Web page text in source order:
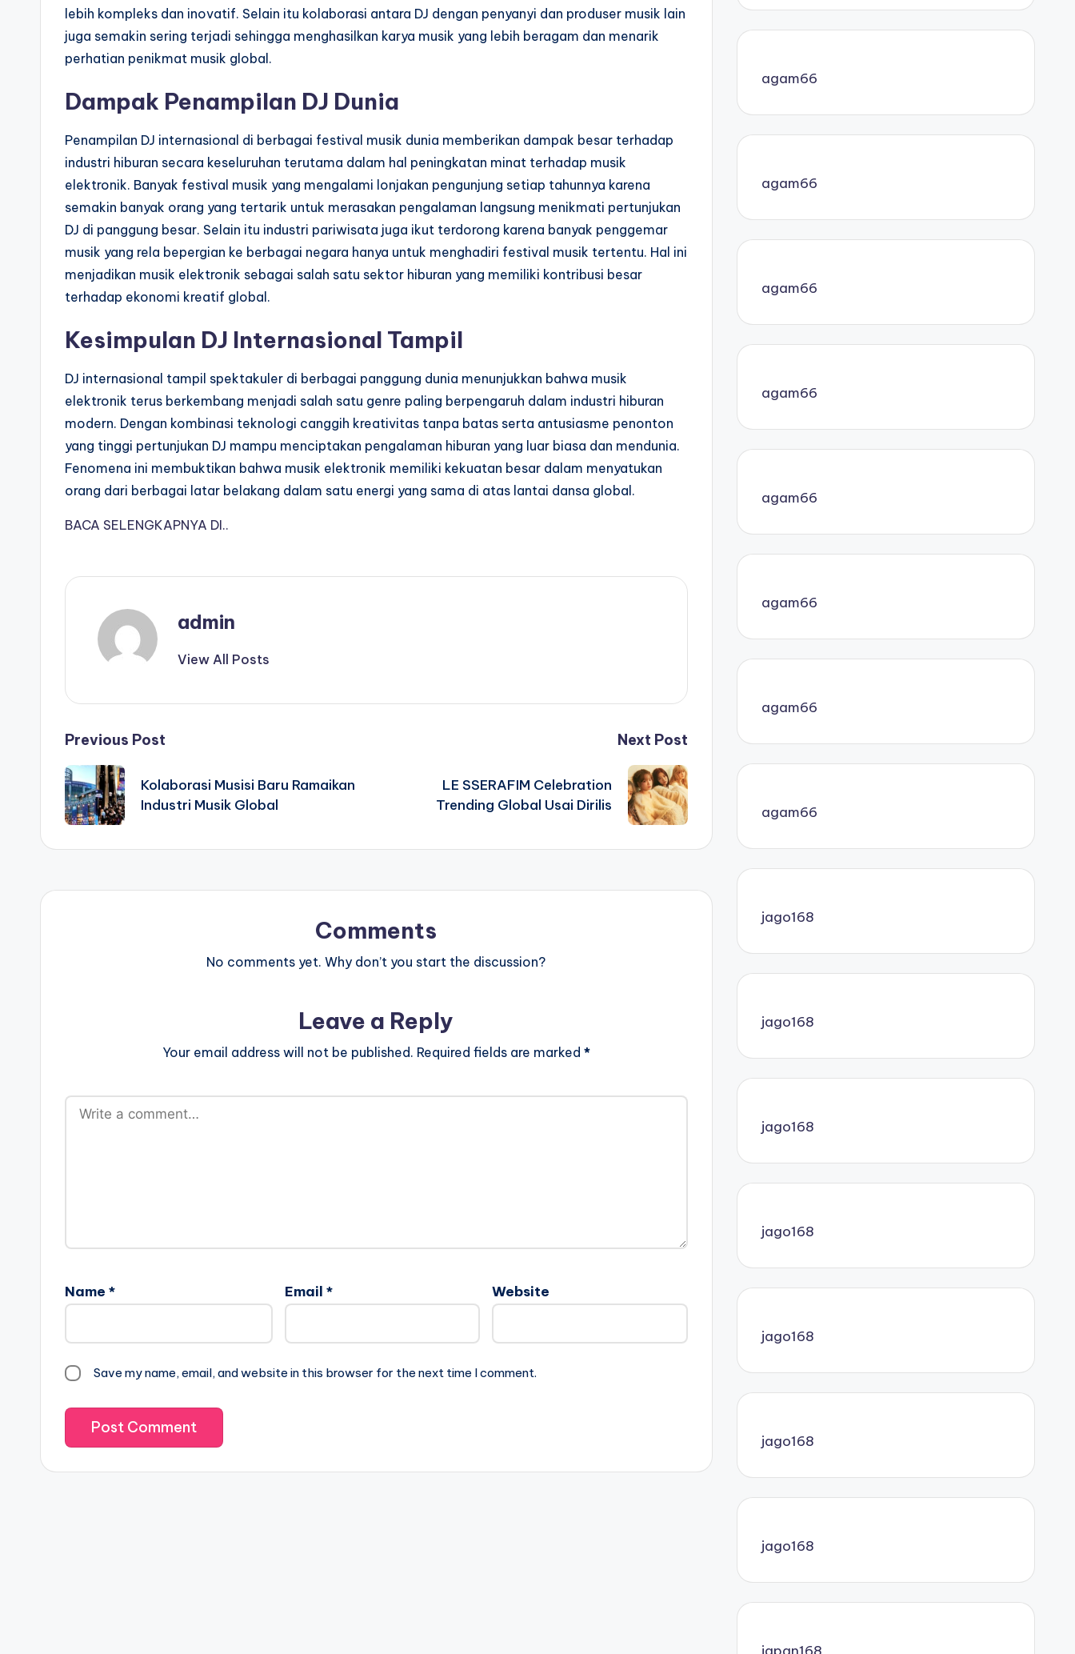
lebih kompleks dan inovatif. Selain itu kolaborasi antara DJ dengan penyanyi dan produser musik lain
juga semakin sering terjadi sehingga menghasilkan karya musik yang lebih beragam dan menarik
perhatian penikmat musik global.
Dampak Penampilan DJ Dunia
Penampilan DJ internasional di berbagai festival musik dunia memberikan dampak besar terhadap
industri hiburan secara keseluruhan terutama dalam hal peningkatan minat terhadap musik
elektronik. Banyak festival musik yang mengalami lonjakan pengunjung setiap tahunnya karena
semakin banyak orang yang tertarik untuk merasakan pengalaman langsung menikmati pertunjukan
DJ di panggung besar. Selain itu industri pariwisata juga ikut terdorong karena banyak penggemar
musik yang rela bepergian ke berbagai negara hanya untuk menghadiri festival musik tertentu. Hal ini
menjadikan musik elektronik sebagai salah satu sektor hiburan yang memiliki kontribusi besar
terhadap ekonomi kreatif global.
Kesimpulan DJ Internasional Tampil
DJ internasional tampil spektakuler di berbagai panggung dunia menunjukkan bahwa musik
elektronik terus berkembang menjadi salah satu genre paling berpengaruh dalam industri hiburan
modern. Dengan kombinasi teknologi canggih kreativitas tanpa batas serta antusiasme penonton
yang tinggi pertunjukan DJ mampu menciptakan pengalaman hiburan yang luar biasa dan mendunia.
Fenomena ini membuktikan bahwa musik elektronik memiliki kekuatan besar dalam menyatukan
orang dari berbagai latar belakang dalam satu energi yang sama di atas lantai dansa global.
BACA SELENGKAPNYA DI..
admin
View All Posts
Post
navigation
Previous Post
Kolaborasi Musisi Baru Ramaikan
Industri Musik Global
Next Post
LE SSERAFIM Celebration
Trending Global Usai Dirilis
Comments
No comments yet. Why don’t you start the discussion?
Leave a Reply
Your email address will not be published. Required fields are marked *
Name * Email * Website
Save my name, email, and website in this browser for the next time I comment.
agam66
agam66
agam66
agam66
agam66
agam66
agam66
agam66
jago168
jago168
jago168
jago168
jago168
jago168
jago168